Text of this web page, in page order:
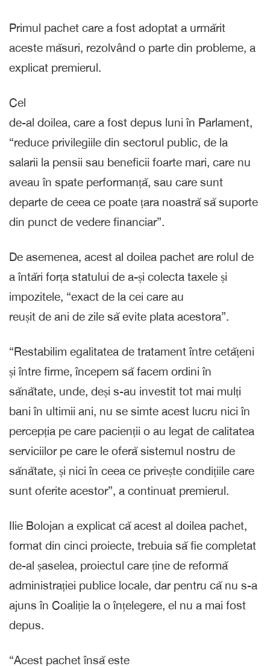
Primul pachet care a fost adoptat a urmărit
aceste măsuri, rezolvând o parte din probleme, a
explicat premierul.
Cel
de-al doilea, care a fost depus luni în Parlament,
“reduce privilegiile din sectorul public, de la
salarii la pensii sau beneficii foarte mari, care nu
aveau în spate performanță, sau care sunt
departe de ceea ce poate țara noastră să suporte
din punct de vedere financiar”.
De asemenea, acest al doilea pachet are rolul de
a întări forța statului de a-și colecta taxele și
impozitele, “exact de la cei care au
reușit de ani de zile să evite plata acestora”.
“Restabilim egalitatea de tratament între cetățeni
și între firme, începem să facem ordini în
sănătate, unde, deși s-au investit tot mai mulți
bani în ultimii ani, nu se simte acest lucru nici în
percepția pe care pacienții o au legat de calitatea
serviciilor pe care le oferă sistemul nostru de
sănătate, și nici în ceea ce privește condițiile care
sunt oferite acestor”, a continuat premierul.
Ilie Bolojan a explicat că acest al doilea pachet,
format din cinci proiecte, trebuia să fie completat
de-al șaselea, proiectul care ține de reformă
administrației publice locale, dar pentru că nu s-a
ajuns în Coaliție la o înțelegere, el nu a mai fost
depus.
“Acest pachet însă este